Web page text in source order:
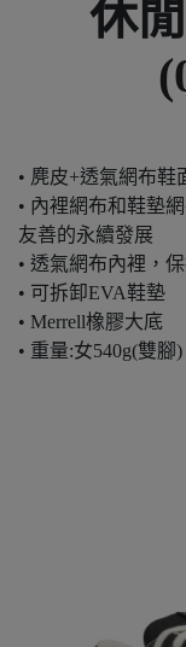
休
• 麂皮+透氣網布鞋
• 內裡網布和鞋墊
友善的永續發展
• 透氣網布內裡，
• 可拆卸EVA鞋墊
• Merrell橡膠大底
• 重量:女540g(雙腳)